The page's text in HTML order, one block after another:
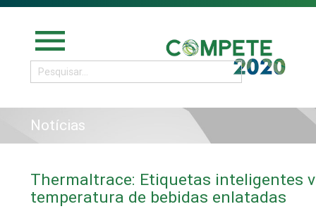
menu
Notícias
Thermaltrace: Etiquetas inteligentes
temperatura de bebidas enlatadas